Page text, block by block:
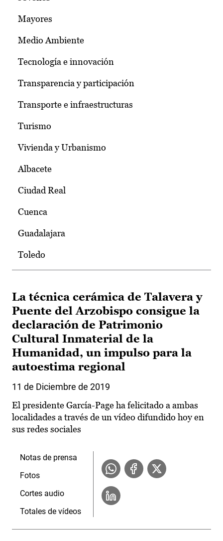
Mayores
Medio Ambiente
Tecnología e innovación
Transparencia y participación
Transporte e infraestructuras
Turismo
Vivienda y Urbanismo
Albacete
Ciudad Real
Cuenca
Guadalajara
Toledo
La técnica cerámica de Talavera y
Puente del Arzobispo consigue la
declaración de Patrimonio
Cultural Inmaterial de la
Humanidad, un impulso para la
autoestima regional
11 de Diciembre de 2019
El presidente García-Page ha felicitado a ambas
localidades a través de un vídeo difundido hoy en
sus redes sociales
Notas de prensa
Fotos
Cortes audio
Totales de vídeos